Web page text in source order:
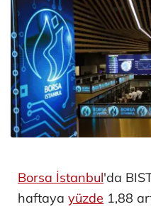
Borsa İstanbul'da
haftaya yüzde 1,88